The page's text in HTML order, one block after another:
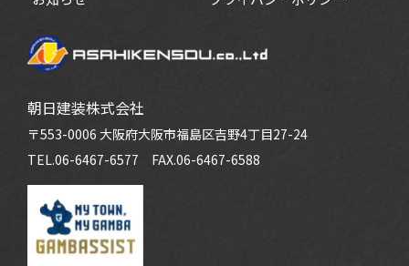
朝日建装株式会社
〒553-0006 大阪府大阪市福島区吉野4丁目27-24
TEL.06-6467-6577 FAX.06-6467-6588